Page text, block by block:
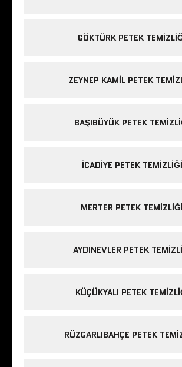
GÖKTÜRK PETEK
ZEYNEP KAMIL PETEK
BAŞIBÜYÜK PETEK
ICADIYE PETEK TEMIZLIĞI
MERTER PETEK TEMIZLIĞI
AYDINEVLER PETEK
KÜÇÜKYALI PETEK
RÜZGARLIBAHÇE PETEK